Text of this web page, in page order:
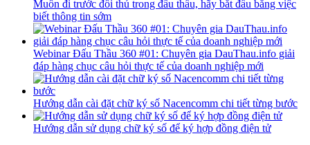
Muốn đi trước đối thủ trong đấu thầu, hãy bắt đầu bằng việc
biết thông tin sớm
Webinar Đấu Thầu 360 #01: Chuyên gia DauThau.info giải
đáp hàng chục câu hỏi thực tế của doanh nghiệp mới
Hướng dẫn cài đặt chữ ký số Nacencomm chi tiết từng bước
Hướng dẫn sử dụng chữ ký số để ký hợp đồng điện tử